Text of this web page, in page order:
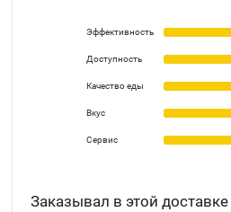
Эффективность
Доступность
Качество еды
Вкус
Сервис
Заказывал в этой